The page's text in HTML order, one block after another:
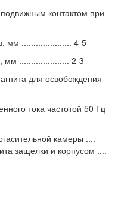
контактом при
мм ..................... 4-5
мм ..................... 2-3
для освобождения
тока частотой 50 Гц
камеры ....
защелки и корпусом ....